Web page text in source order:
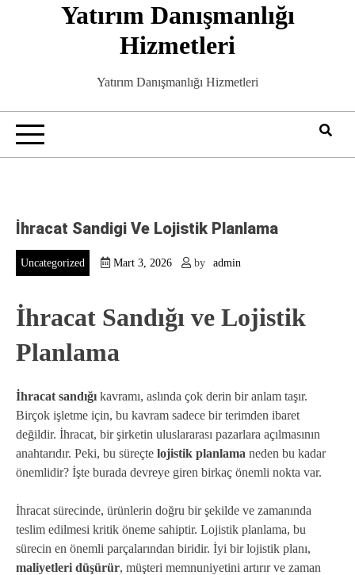
Yatırım Danışmanlığı
Hizmetleri
Yatırım Danışmanlığı Hizmetleri
İhracat Sandigi Ve Lojistik Planlama
Uncategorized Mart 3, 2026 by admin
İhracat Sandığı ve Lojistik
Planlama
İhracat sandığı kavramı, aslında çok derin bir anlam taşır.
Birçok işletme için, bu kavram sadece bir terimden ibaret
değildir. İhracat, bir şirketin uluslararası pazarlara açılmasının
anahtarıdır. Peki, bu süreçte lojistik planlama neden bu kadar
önemlidir? İşte burada devreye giren birkaç önemli nokta var.
İhracat sürecinde, ürünlerin doğru bir şekilde ve zamanında
teslim edilmesi kritik öneme sahiptir. Lojistik planlama, bu
sürecin en önemli parçalarından biridir. İyi bir lojistik planı,
maliyetleri düşürür, müşteri memnuniyetini artırır ve zaman